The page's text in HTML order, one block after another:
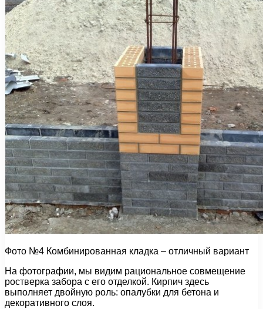
Фото №4 Комбинированная кладка – отличный вариант
На фотографии, мы видим рациональное совмещение
ростверка забора с его отделкой. Кирпич здесь
выполняет двойную роль: опалубки для бетона и
декоративного слоя.